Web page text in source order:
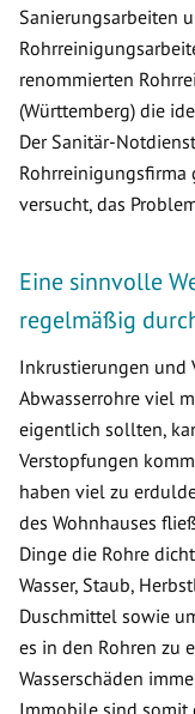
Sanierungsarbeiten
renommierten
(Württemberg) die
Der Sanitär-
Rohrreinigungsfirma
versucht, das
Eine sinnvolle
regelmäßig
Inkrustierungen und
Abwasserrohre viel
eigentlich sollten,
Verstopfungen
haben viel zu
des Wohnhauses
Dinge die Rohre
Wasser, Staub,
Duschmittel sowie
es in den Rohren zu
Wasserschäden